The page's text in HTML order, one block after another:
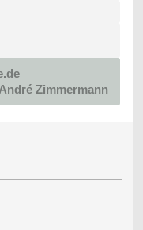
Zimmermann